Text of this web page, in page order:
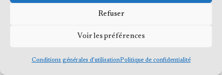
Refuser
Voir les préférences
Conditions générales d’utilisationPolitique de confidentialité